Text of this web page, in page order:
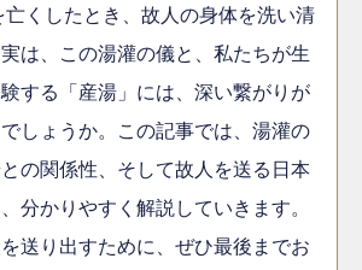
くしたとき、故人の身体を洗い清
は、この湯灌の儀と、私たちが生
する「産湯」には、深い繋がりが
しょうか。この記事では、湯灌の
の関係性、そして故人を送る日本
分かりやすく解説していきます。
送り出すために、ぜひ最後までお